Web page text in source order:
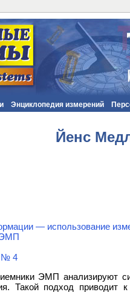
Энциклопедия измерений
Йенс
— использование
ЭМП
№ 4
ЭМП анализируют
Такой подход приводит